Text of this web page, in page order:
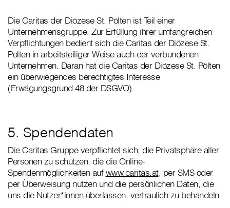
Die Caritas der Diözese St. Pölten ist Teil einer
Unternehmensgruppe. Zur Erfüllung ihrer umfangreichen
Verpflichtungen bedient sich die Caritas der Diözese St.
Pölten in arbeitsteiliger Weise auch der verbundenen
Unternehmen. Daran hat die Caritas der Diözese St. Pölten
ein überwiegendes berechtigtes Interesse
(Erwägungsgrund 48 der DSGVO).
5. Spendendaten
Die Caritas Gruppe verpflichtet sich, die Privatsphäre aller
Personen zu schützen, die die Online-
Spendenmöglichkeiten aufwww.caritas.at, per SMS oder
per Überweisung nutzen und die persönlichen Daten, die
uns die Nutzer*innen überlassen, vertraulich zu behandeln.